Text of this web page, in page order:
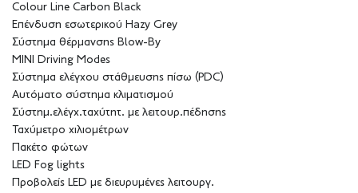
Colour Line Carbon Black
Επένδυση εσωτερικού Hazy Grey
Σύστημα θέρμανσης Blow-By
MINI Driving Modes
Σύστημα ελέγχου στάθμευσης πίσω (PDC)
Αυτόματο σύστημα κλιματισμού
Σύστημ.ελέγχ.ταχύτητ. με λειτουρ.πέδησης
Ταχύμετρο χιλιομέτρων
Πακέτο φώτων
LED Fog lights
Προβολείς LED με διευρυμένες λειτουργ.